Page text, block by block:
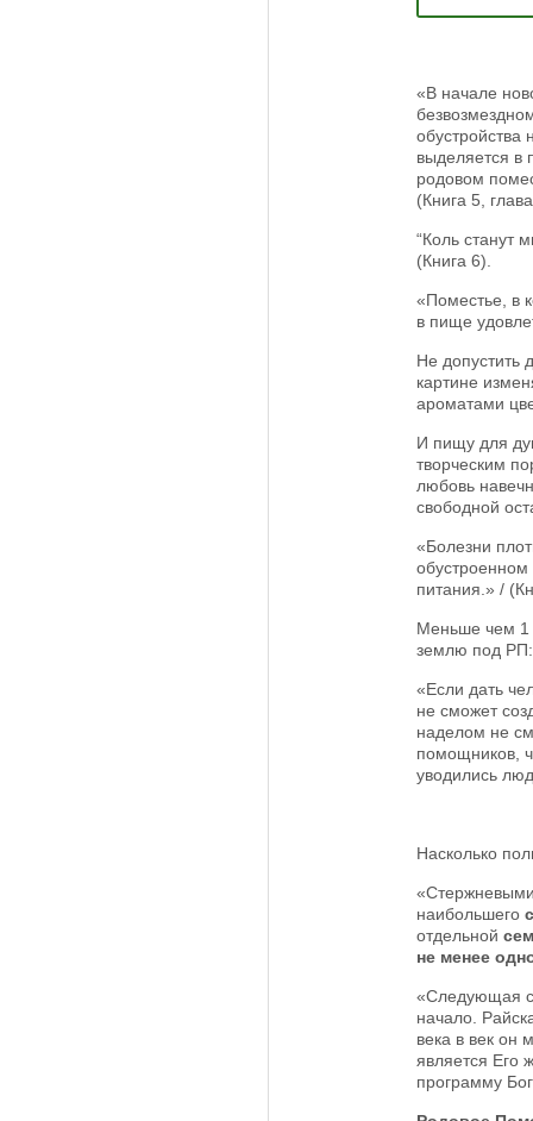
«В начале
обустройства
выделяется в
родовом
(Книга 5,
“Коль станут
(Книга 6).
«Поместье, в
в пище
Не допустить
картине
ароматами
И пищу для
творческим
любовь
свободной
«Болезни
обустроенном
питания.» /
Меньше чем 1
землю под РП:
«Если дать
не сможет
наделом не
помощников,
уводились
Насколько
наибольшего
отдельной
не менее
«Следующая
начало.
века в век он
является Его
программу